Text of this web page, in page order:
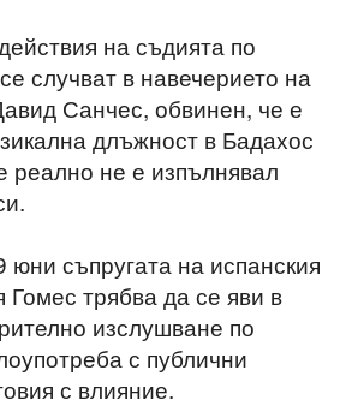
на съдията по
случват в навечерието на
Санчес, обвинен, че е
длъжност в Бадахос
реално не е изпълнявал
юни съпругата на испанския
Гомес трябва да се яви в
изслушване по
с публични
с влияние.